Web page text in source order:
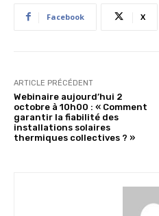
Facebook X
ARTICLE PRÉCÉDENT
Webinaire aujourd’hui 2
octobre à 10h00 : « Comment
garantir la fiabilité des
installations solaires
thermiques collectives ? »